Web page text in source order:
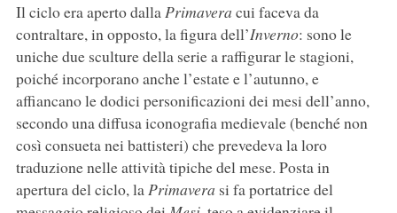
Il ciclo era aperto dallaPrimavera cui faceva da
contraltare, in opposto, la figura dell’Inverno: sono le
uniche due sculture della serie a raffigurar le stagioni,
poiché incorporano anche l’estate e l’autunno, e
affiancano le dodici personificazioni dei mesi dell’anno,
secondo una diffusa iconografia medievale (benché non
così consueta nei battisteri) che prevedeva la loro
traduzione nelle attività tipiche del mese. Posta in
apertura del ciclo, laPrimavera si fa portatrice del